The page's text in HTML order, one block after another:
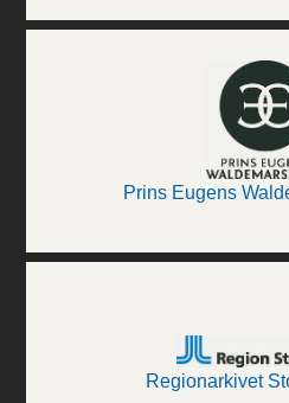
Prins Eugens
Regionarkivet